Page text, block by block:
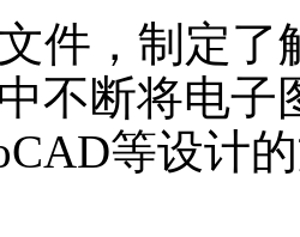
件，制定了
不断将电子
等设计